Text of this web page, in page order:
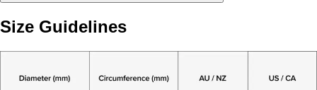
Size Guidelines